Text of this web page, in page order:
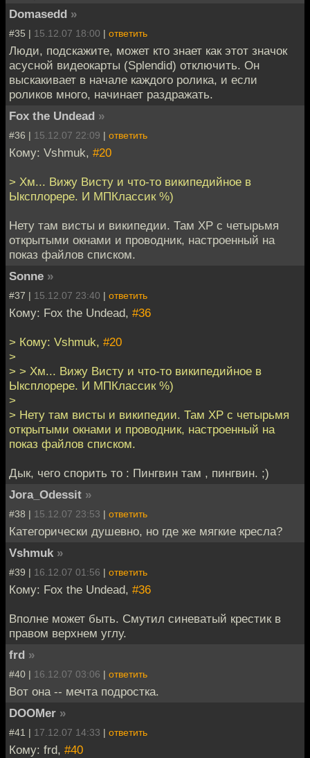
Domasedd »
#35 | 15.12.07 18:00 | ответить
Люди, подскажите, может кто знает как этот значок
асусной видеокарты (Splendid) отключить. Он
выскакивает в начале каждого ролика, и если
роликов много, начинает раздражать.
Fox the Undead »
#36 | 15.12.07 22:09 | ответить
Кому: Vshmuk, #20
> Хм... Вижу Висту и что-то википедийное в
Ыксплорере. И МПКлассик %)
Нету там висты и википедии. Там ХР с четырьмя
открытыми окнами и проводник, настроенный на
показ файлов списком.
Sonne »
#37 | 15.12.07 23:40 | ответить
Кому: Fox the Undead, #36
> Кому: Vshmuk, #20
>
> > Хм... Вижу Висту и что-то википедийное в
Ыксплорере. И МПКлассик %)
>
> Нету там висты и википедии. Там ХР с четырьмя
открытыми окнами и проводник, настроенный на
показ файлов списком.
Дык, чего спорить то : Пингвин там , пингвин. ;)
Jora_Odessit »
#38 | 15.12.07 23:53 | ответить
Категорически душевно, но где же мягкие кресла?
Vshmuk »
#39 | 16.12.07 01:56 | ответить
Кому: Fox the Undead, #36
Вполне может быть. Смутил синеватый крестик в
правом верхнем углу.
frd »
#40 | 16.12.07 03:06 | ответить
Вот она -- мечта подростка.
DOOMer »
#41 | 17.12.07 14:33 | ответить
Кому: frd, #40